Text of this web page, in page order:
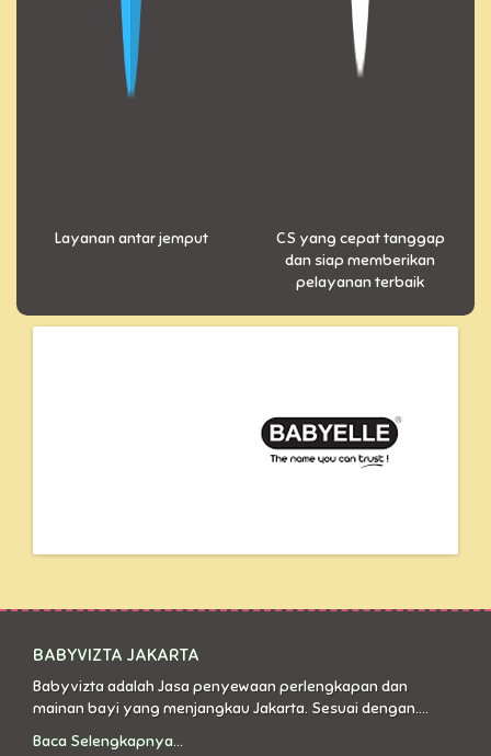
Layanan antar jemput
CS yang cepat tanggap
dan siap memberikan
pelayanan terbaik
BABYVIZTA JAKARTA
Babyvizta adalah Jasa penyewaan perlengkapan dan
mainan bayi yang menjangkau Jakarta. Sesuai dengan....
Baca Selengkapnya...